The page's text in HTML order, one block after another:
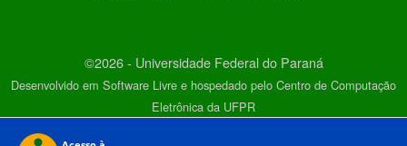
©2026 - Universidade Federal do Paraná
Desenvolvido em Software Livre e hospedado pelo Centro de Computação
Eletrônica da UFPR